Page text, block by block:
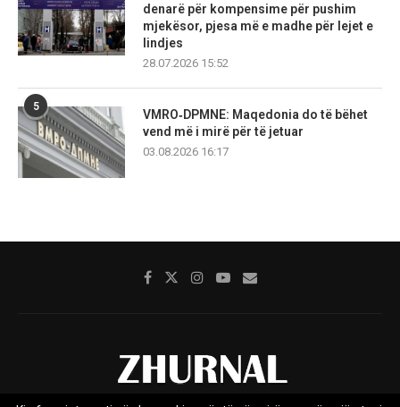
denarë për kompensime për pushim
mjekësor, pjesa më e madhe për lejet e
lindjes
28.07.2026 15:52
5
VMRO‑DPMNE: Maqedonia do të bëhet
vend më i mirë për të jetuar
03.08.2026 16:17